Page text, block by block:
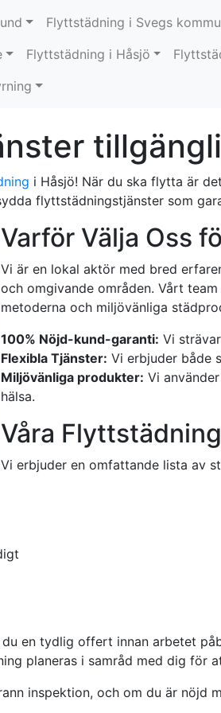
Flyttstädning i Svegs
Flyttstädning i Håsjö
i Håsjö! När du ska flytta är
flyttstädningstjänster som
Varför Välja Oss
Vi är en lokal aktör med bred
och omgivande områden. Vårt
metoderna och miljövänliga
100% Nöjd-kund-garanti: Vi
Flexibla Tjänster: Vi erbjuder både
Miljövänliga produkter: Vi
hälsa.
Våra
Vi erbjuder en omfattande lista av
en tydlig offert innan arbetet
planeras i samråd med dig för
inspektion, och om du är nöjd